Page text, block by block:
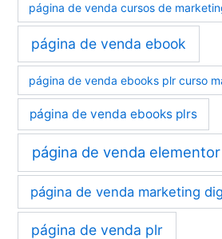
página de venda cursos de
página de venda ebook
página de venda ebooks plr curso
página de venda ebooks plrs
página de venda elementor
página de venda marketing
página de venda plr